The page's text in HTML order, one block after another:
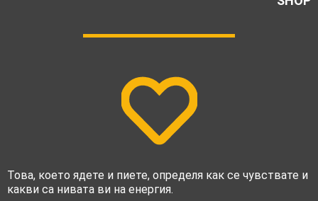
Това, което ядете и пиете, определя как се чувствате и
какви са нивата ви на енергия.